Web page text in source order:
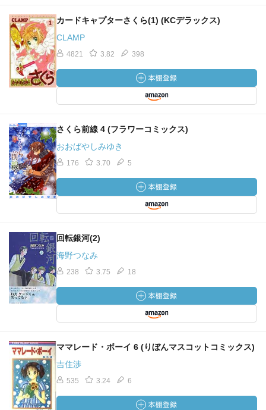
カードキャプターさくら(1) (KCデラックス)
CLAMP
4821 3.82 398
さくら前線 4 (フラワーコミックス)
おおばやしみゆき
176 3.70 5
回転銀河(2)
海野つなみ
238 3.75 18
ママレード・ボーイ 6 (りぼんマスコットコミックス)
吉住渉
535 3.24 6